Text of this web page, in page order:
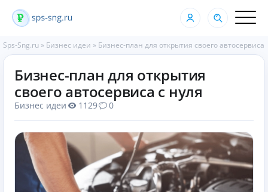
Sps-Sng.ru » Бизнес идеи » Бизнес-план для открытия своего автосервиса
Бизнес-план для открытия
своего автосервиса с нуля
Бизнес идеи 1129 0